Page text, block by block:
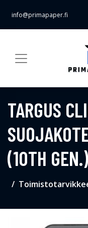
info@primapaper.fi
TARGUS
(10TH